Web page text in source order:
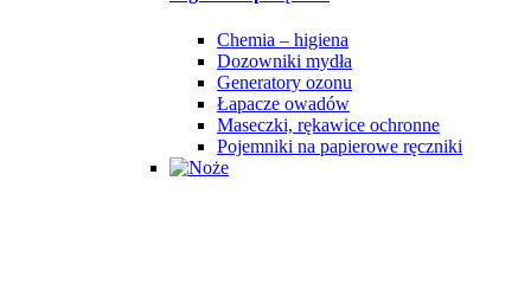
Chemia – higiena
Dozowniki mydła
Generatory ozonu
Łapacze owadów
Maseczki, rękawice ochronne
Pojemniki na papierowe ręczniki